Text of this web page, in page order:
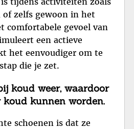
zelfs gewoon in het
comfortabele gevoel van
een actieve
het eenvoudiger om te
die je zet.
koud weer, waardoor
koud kunnen worden.
schoenen is dat ze